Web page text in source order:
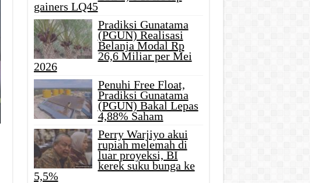
gainers LQ45
Pradiksi Gunatama
(PGUN) Realisasi
Belanja Modal Rp
26,6 Miliar per Mei
2026
Penuhi Free Float,
Pradiksi Gunatama
(PGUN) Bakal Lepas
4,88% Saham
Perry Warjiyo akui
rupiah melemah di
luar proyeksi, BI
kerek suku bunga ke
5,5%